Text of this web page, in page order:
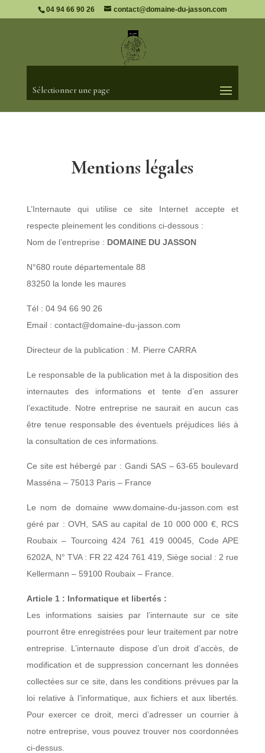
04 94 66 90 26 contact@domaine-du-jasson.com
Sélectionner une page
Mentions légales
L’Internaute qui utilise ce site Internet accepte et
respecte pleinement les conditions ci-dessous :
Nom de l’entreprise : DOMAINE DU JASSON
N°680 route départementale 88
83250 la londe les maures
Tél : 04 94 66 90 26
Email : contact@domaine-du-jasson.com
Directeur de la publication : M. Pierre CARRA
Le responsable de la publication met à la disposition des
internautes des informations et tente d’en assurer
l’exactitude. Notre entreprise ne saurait en aucun cas
être tenue responsable des éventuels préjudices liés à
la consultation de ces informations.
Ce site est hébergé par : Gandi SAS – 63-65 boulevard
Masséna – 75013 Paris – France
Le nom de domaine www.domaine-du-jasson.com est
géré par : OVH, SAS au capital de 10 000 000 €, RCS
Roubaix – Tourcoing 424 761 419 00045, Code APE
6202A, N° TVA : FR 22 424 761 419, Siège social : 2 rue
Kellermann – 59100 Roubaix – France.
Article 1 : Informatique et libertés :
Les informations saisies par l’internaute sur ce site
pourront être enregistrées pour leur traitement par notre
entreprise. L’internaute dispose d’un droit d’accès, de
modification et de suppression concernant les données
collectées sur ce site, dans les conditions prévues par la
loi relative à l’informatique, aux fichiers et aux libertés.
Pour exercer ce droit, merci d’adresser un courrier à
notre entreprise, vous pouvez trouver nos coordonnées
ci-dessus.